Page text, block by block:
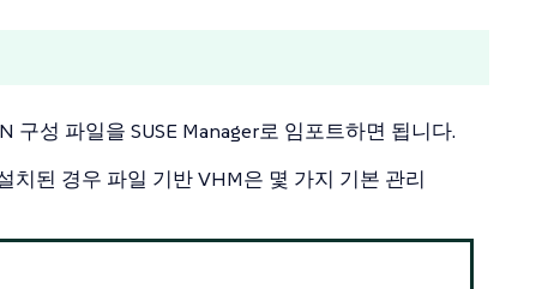
성 파일을 SUSE Manager로 임포트하면 됩니다.
치된 경우 파일 기반 VHM은 몇 가지 기본 관리